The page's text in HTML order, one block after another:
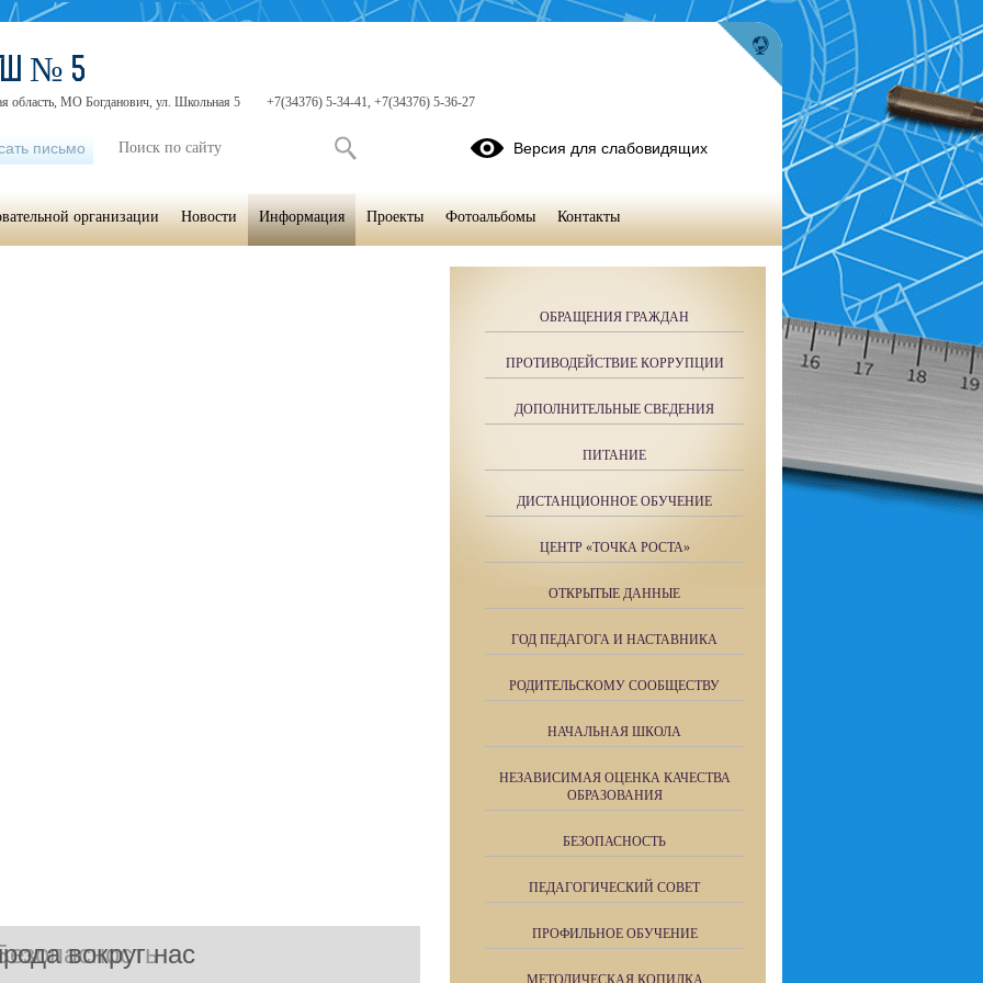
вокруг нас
ОБРАЩЕНИЯ ГРАЖДАН
ПРОТИВОДЕЙСТВИЕ КОРРУПЦИИ
ДОПОЛНИТЕЛЬНЫЕ СВЕДЕНИЯ
ПИТАНИЕ
ДИСТАНЦИОННОЕ ОБУЧЕНИЕ
ЦЕНТР «ТОЧКА РОСТА»
ОТКРЫТЫЕ ДАННЫЕ
ГОД ПЕДАГОГА И НАСТАВНИКА
РОДИТЕЛЬСКОМУ СООБЩЕСТВУ
НАЧАЛЬНАЯ ШКОЛА
НЕЗАВИСИМАЯ ОЦЕНКА КАЧЕСТВА
ОБРАЗОВАНИЯ
БЕЗОПАСНОСТЬ
ПЕДАГОГИЧЕСКИЙ СОВЕТ
ПРОФИЛЬНОЕ ОБУЧЕНИЕ
МЕТОДИЧЕСКАЯ КОПИЛКА
№ 5
область, МО Богданович, ул. Школьная 5 +7(34376) 5-34-41, +7(34376) 5-36-27
письмо Версия для слабовидящих
организации Новости Информация Проекты Фотоальбомы Контакты